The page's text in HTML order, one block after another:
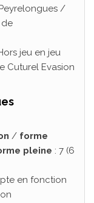
/
de
jeu en jeu
Cuturel Evasion
/ forme
pleine : 7 (6
en fonction